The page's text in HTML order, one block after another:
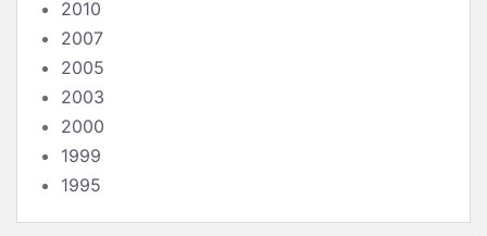
2010
2007
2005
2003
2000
1999
1995